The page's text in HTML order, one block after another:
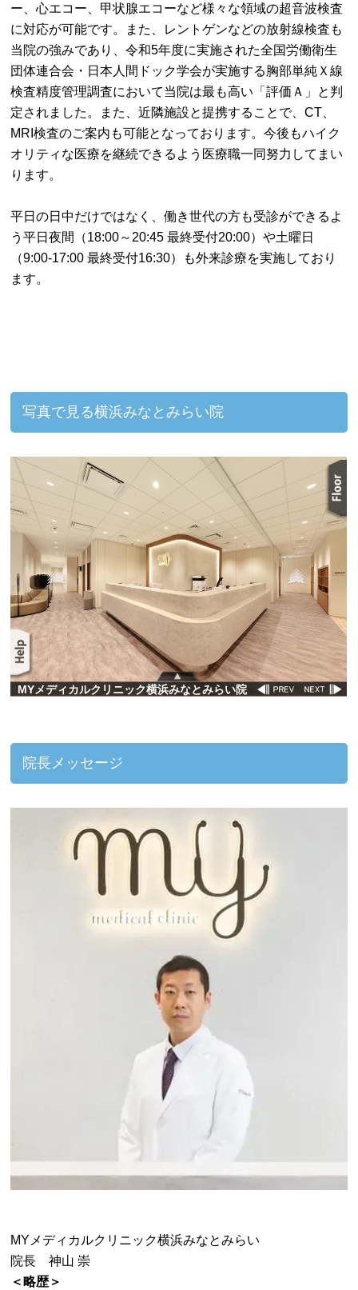
ー、心エコー、甲状腺エコーなど様々な領域の超音波検査
に対応が可能です。また、レントゲンなどの放射線検査も
当院の強みであり、令和5年度に実施された全国労働衛生
団体連合会・日本人間ドック学会が実施する胸部単純Ｘ線
検査精度管理調査において当院は最も高い「評価Ａ」と判
定されました。また、近隣施設と提携することで、CT、
MRI検査のご案内も可能となっております。今後もハイク
オリティな医療を継続できるよう医療職一同努力してまい
ります。
平日の日中だけではなく、働き世代の方も受診ができるよ
う平日夜間（18:00～20:45 最終受付20:00）や土曜日
（9:00-17:00 最終受付16:30）も外来診療を実施しており
ます。
写真で見る横浜みなとみらい院
院長メッセージ
MYメディカルクリニック横浜みなとみらい
院長 神山 崇
＜略歴＞